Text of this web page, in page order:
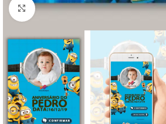
Clique para ampliar